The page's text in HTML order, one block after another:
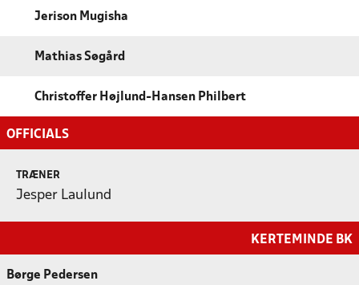
Jerison Mugisha
Mathias Søgård
Christoffer Højlund-Hansen Philbert
OFFICIALS
TRÆNER
Jesper Laulund
KERTEMINDE BK
Børge Pedersen